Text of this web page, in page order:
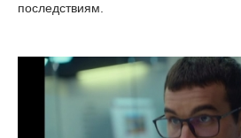
последствиям.